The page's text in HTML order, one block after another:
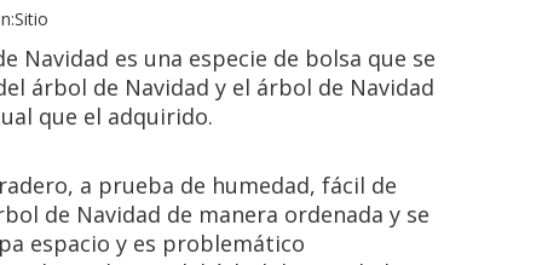
Sitio
Navidad es una especie de bolsa que se
árbol de Navidad y el árbol de Navidad
que el adquirido.
a prueba de humedad, fácil de
de Navidad de manera ordenada y se
espacio y es problemático